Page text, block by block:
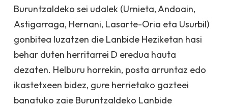
Buruntzaldeko sei udalek (Urnieta, Andoain,
Astigarraga, Hernani, Lasarte-Oria eta Usurbil)
gonbitea luzatzen die Lanbide Heziketan hasi
behar duten herritarrei D eredua hauta
dezaten. Helburu horrekin, posta arruntaz edo
ikastetxeen bidez, gure herrietako gazteei
banatuko zaie Buruntzaldeko Lanbide